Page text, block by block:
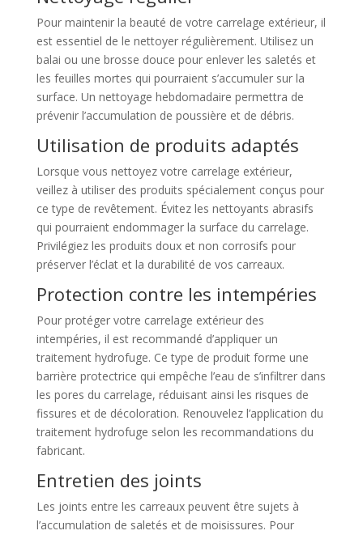
Pour maintenir la beauté de votre carrelage extérieur, il
est essentiel de le nettoyer régulièrement. Utilisez un
balai ou une brosse douce pour enlever les saletés et
les feuilles mortes qui pourraient s’accumuler sur la
surface. Un nettoyage hebdomadaire permettra de
prévenir l’accumulation de poussière et de débris.
Utilisation de produits adaptés
Lorsque vous nettoyez votre carrelage extérieur,
veillez à utiliser des produits spécialement conçus pour
ce type de revêtement. Évitez les nettoyants abrasifs
qui pourraient endommager la surface du carrelage.
Privilégiez les produits doux et non corrosifs pour
préserver l’éclat et la durabilité de vos carreaux.
Protection contre les intempéries
Pour protéger votre carrelage extérieur des
intempéries, il est recommandé d’appliquer un
traitement hydrofuge. Ce type de produit forme une
barrière protectrice qui empêche l’eau de s’infiltrer dans
les pores du carrelage, réduisant ainsi les risques de
fissures et de décoloration. Renouvelez l’application du
traitement hydrofuge selon les recommandations du
fabricant.
Entretien des joints
Les joints entre les carreaux peuvent être sujets à
l’accumulation de saletés et de moisissures. Pour